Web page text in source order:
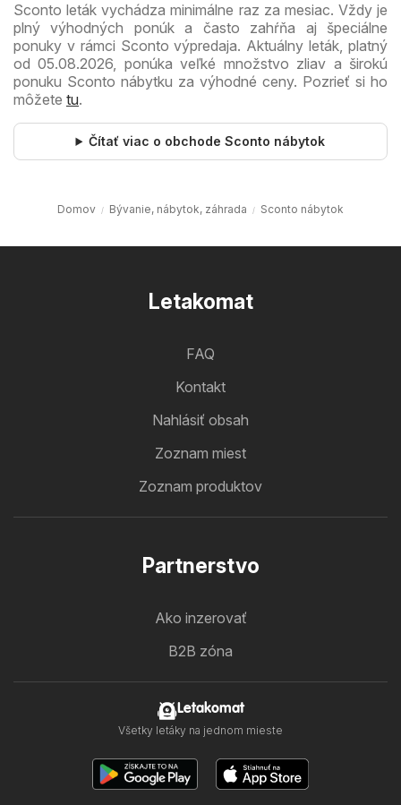
Sconto leták vychádza minimálne raz za mesiac. Vždy je
plný výhodných ponúk a často zahŕňa aj špeciálne
ponuky v rámci Sconto výpredaja. Aktuálny leták, platný
od 05.08.2026, ponúka veľké množstvo zliav a širokú
ponuku Sconto nábytku za výhodné ceny. Pozrieť si ho
môžete tu.
Čítať viac o obchode Sconto nábytok
Domov Bývanie, nábytok, záhrada Sconto nábytok
Letakomat
FAQ
Kontakt
Nahlásiť obsah
Zoznam miest
Zoznam produktov
Partnerstvo
Ako inzerovať
B2B zóna
Letakomat
Všetky letáky na jednom mieste